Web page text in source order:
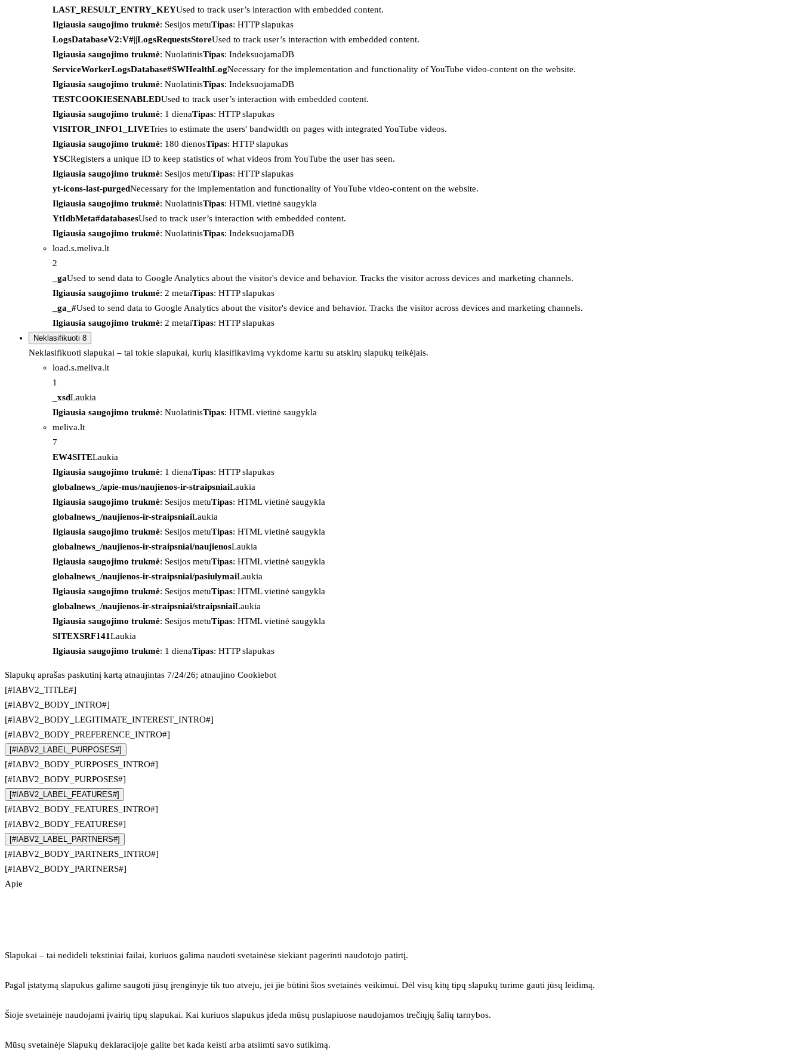
LAST_RESULT_ENTRY_KEYUsed to track user’s interaction with embedded content.
Ilgiausia saugojimo trukmė: Sesijos metuTipas: HTTP slapukas
LogsDatabaseV2:V#||LogsRequestsStoreUsed to track user’s interaction with embedded content.
Ilgiausia saugojimo trukmė: NuolatinisTipas: IndeksuojamaDB
ServiceWorkerLogsDatabase#SWHealthLogNecessary for the implementation and functionality of YouTube video-content on the website.
Ilgiausia saugojimo trukmė: NuolatinisTipas: IndeksuojamaDB
TESTCOOKIESENABLEDUsed to track user’s interaction with embedded content.
Ilgiausia saugojimo trukmė: 1 dienaTipas: HTTP slapukas
VISITOR_INFO1_LIVETries to estimate the users' bandwidth on pages with integrated YouTube videos.
Ilgiausia saugojimo trukmė: 180 dienosTipas: HTTP slapukas
YSCRegisters a unique ID to keep statistics of what videos from YouTube the user has seen.
Ilgiausia saugojimo trukmė: Sesijos metuTipas: HTTP slapukas
yt-icons-last-purgedNecessary for the implementation and functionality of YouTube video-content on the website.
Ilgiausia saugojimo trukmė: NuolatinisTipas: HTML vietinė saugykla
YtIdbMeta#databasesUsed to track user’s interaction with embedded content.
Ilgiausia saugojimo trukmė: NuolatinisTipas: IndeksuojamaDB
load.s.meliva.lt
2
_gaUsed to send data to Google Analytics about the visitor's device and behavior. Tracks the visitor across devices and marketing channels.
Ilgiausia saugojimo trukmė: 2 metaiTipas: HTTP slapukas
_ga_#Used to send data to Google Analytics about the visitor's device and behavior. Tracks the visitor across devices and marketing channels.
Ilgiausia saugojimo trukmė: 2 metaiTipas: HTTP slapukas
Neklasifikuoti 8
Neklasifikuoti slapukai – tai tokie slapukai, kurių klasifikavimą vykdome kartu su atskirų slapukų teikėjais.
load.s.meliva.lt
1
_xsdLaukia
Ilgiausia saugojimo trukmė: NuolatinisTipas: HTML vietinė saugykla
meliva.lt
7
EW4SITELaukia
Ilgiausia saugojimo trukmė: 1 dienaTipas: HTTP slapukas
globalnews_/apie-mus/naujienos-ir-straipsniaiLaukia
Ilgiausia saugojimo trukmė: Sesijos metuTipas: HTML vietinė saugykla
globalnews_/naujienos-ir-straipsniaiLaukia
Ilgiausia saugojimo trukmė: Sesijos metuTipas: HTML vietinė saugykla
globalnews_/naujienos-ir-straipsniai/naujienosLaukia
Ilgiausia saugojimo trukmė: Sesijos metuTipas: HTML vietinė saugykla
globalnews_/naujienos-ir-straipsniai/pasiulymaiLaukia
Ilgiausia saugojimo trukmė: Sesijos metuTipas: HTML vietinė saugykla
globalnews_/naujienos-ir-straipsniai/straipsniaiLaukia
Ilgiausia saugojimo trukmė: Sesijos metuTipas: HTML vietinė saugykla
SITEXSRF141Laukia
Ilgiausia saugojimo trukmė: 1 dienaTipas: HTTP slapukas
Slapukų aprašas paskutinį kartą atnaujintas 7/24/26; atnaujino Cookiebot
[#IABV2_TITLE#]
[#IABV2_BODY_INTRO#]
[#IABV2_BODY_LEGITIMATE_INTEREST_INTRO#]
[#IABV2_BODY_PREFERENCE_INTRO#]
[#IABV2_LABEL_PURPOSES#]
[#IABV2_BODY_PURPOSES_INTRO#]
[#IABV2_BODY_PURPOSES#]
[#IABV2_LABEL_FEATURES#]
[#IABV2_BODY_FEATURES_INTRO#]
[#IABV2_BODY_FEATURES#]
[#IABV2_LABEL_PARTNERS#]
[#IABV2_BODY_PARTNERS_INTRO#]
[#IABV2_BODY_PARTNERS#]
Apie
Slapukai – tai nedideli tekstiniai failai, kuriuos galima naudoti svetainėse siekiant pagerinti naudotojo patirtį.
Pagal įstatymą slapukus galime saugoti jūsų įrenginyje tik tuo atveju, jei jie būtini šios svetainės veikimui. Dėl visų kitų tipų slapukų turime gauti jūsų leidimą.
Šioje svetainėje naudojami įvairių tipų slapukai. Kai kuriuos slapukus įdeda mūsų puslapiuose naudojamos trečiųjų šalių tarnybos.
Mūsų svetainėje Slapukų deklaracijoje galite bet kada keisti arba atsiimti savo sutikimą.